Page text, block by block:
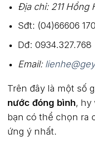
Địa chỉ: 211 Hồng
Sđt: (04)66606 170
Dđ: 0934.327.768
Email:
Trên đây là một số
nước đóng bình, hy
bạn có thể chọn ra
ứng ý nhất.